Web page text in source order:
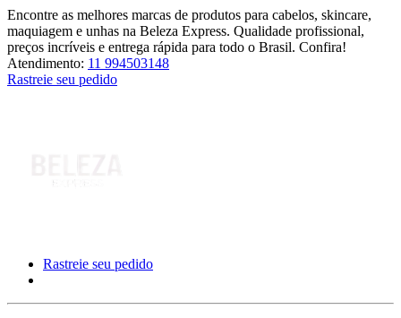
Encontre as melhores marcas de produtos para cabelos, skincare,
maquiagem e unhas na Beleza Express. Qualidade profissional,
preços incríveis e entrega rápida para todo o Brasil. Confira!
Atendimento: 11 994503148
Rastreie seu pedido
Rastreie seu pedido